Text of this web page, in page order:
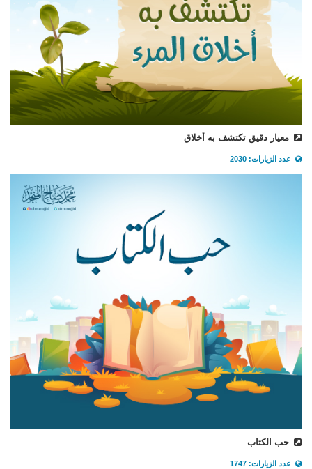
معيار دقيق تكتشف به أخلاق
عدد الزيارات: 2030
حب الكتاب
عدد الزيارات: 1747